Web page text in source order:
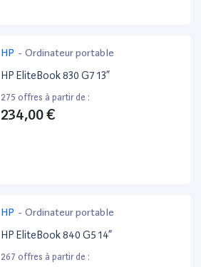
HP - Ordinateur portable
HP EliteBook 830 G7 13”
275 offres à partir de :
234,00 €
HP - Ordinateur portable
HP EliteBook 840 G5 14”
267 offres à partir de :